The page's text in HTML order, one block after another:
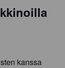
kanssa